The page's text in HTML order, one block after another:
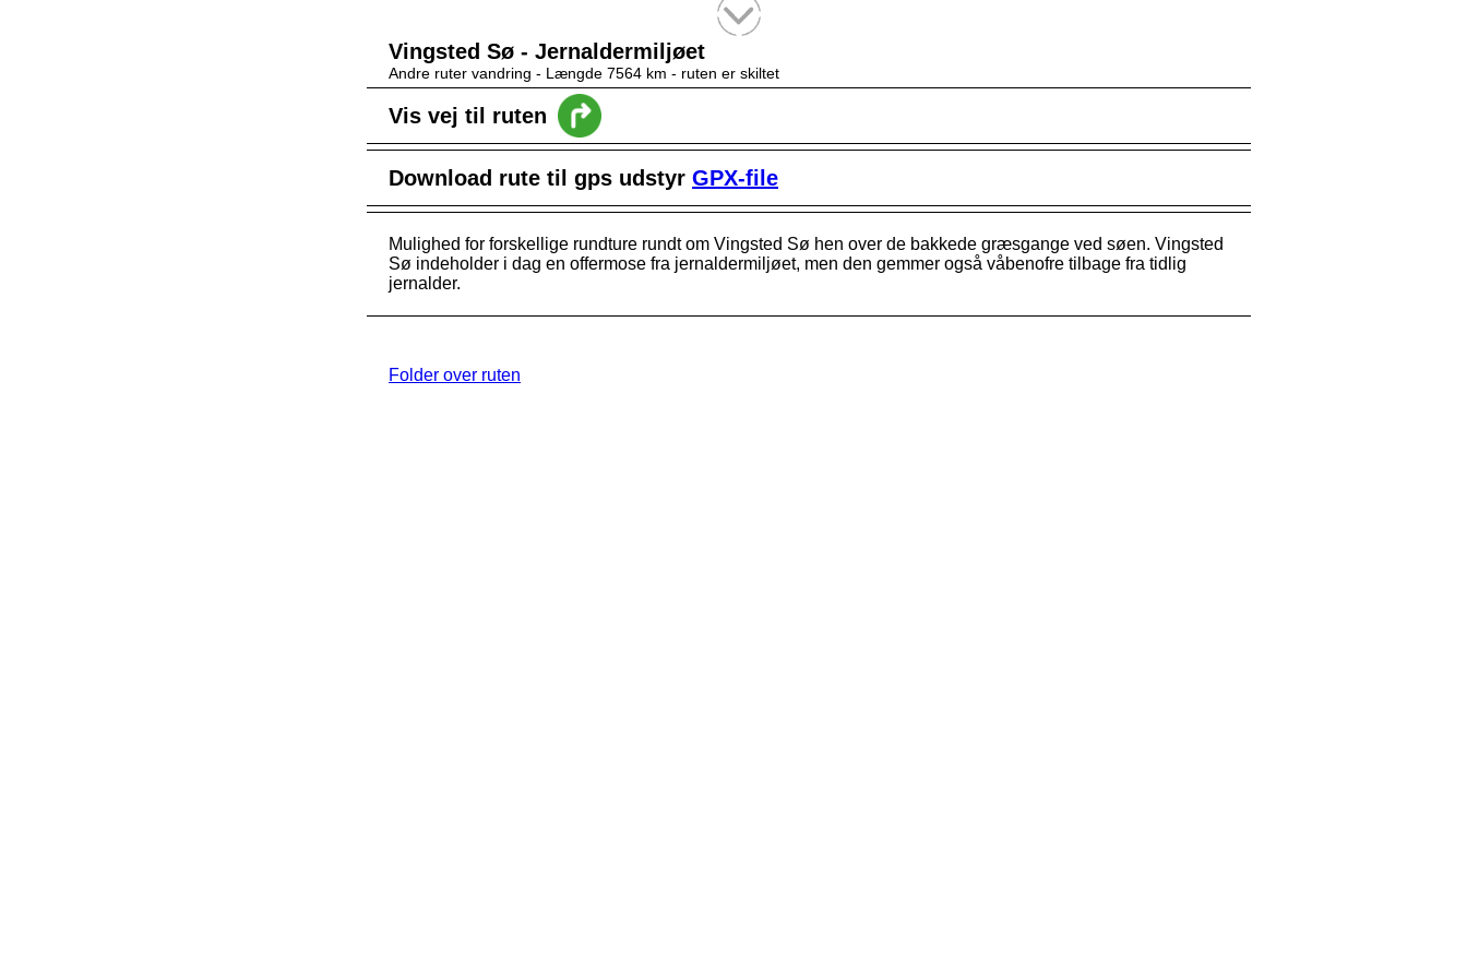
Tekstsøgning efter titel
Vingsted Sø - Jernaldermiljøet
Andre ruter vandring - Længde 7564 km - ruten er skiltet
Vis vej til ruten
Download rute til gps udstyr GPX-file
Mulighed for forskellige rundture rundt om Vingsted Sø hen over de bakkede græsgange ved søen. Vingsted
Sø indeholder i dag en offermose fra jernaldermiljøet, men den gemmer også våbenofre tilbage fra tidlig
jernalder.
Folder over ruten